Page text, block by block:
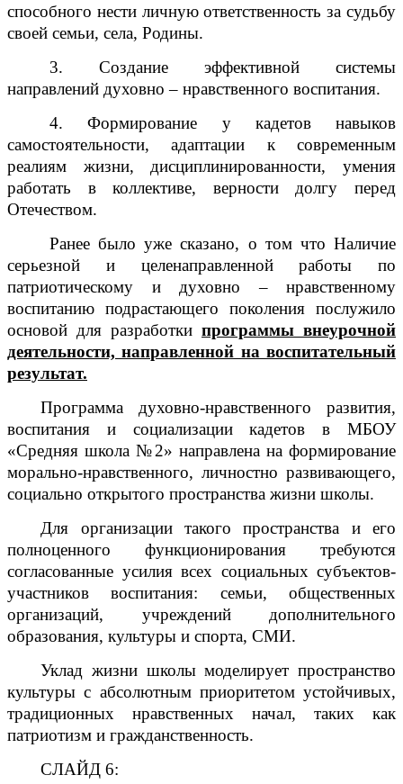
способного нести личную ответственность за судьбу
своей семьи, села, Родины.
3. Создание эффективной системы
направлений духовно – нравственного воспитания.
4. Формирование у кадетов навыков
самостоятельности, адаптации к современным
реалиям жизни, дисциплинированности, умения
работать в коллективе, верности долгу перед
Отечеством.
Ранее было уже сказано, о том что Наличие
серьезной и целенаправленной работы по
патриотическому и духовно – нравственному
воспитанию подрастающего поколения послужило
основой для разработки программы внеурочной
деятельности, направленной на воспитательный
результат.
Программа духовно-нравственного развития,
воспитания и социализации кадетов в МБОУ
«Средняя школа №2» направлена на формирование
морально-нравственного, личностно развивающего,
социально открытого пространства жизни школы.
Для организации такого пространства и его
полноценного функционирования требуются
согласованные усилия всех социальных субъектов-
участников воспитания: семьи, общественных
организаций, учреждений дополнительного
образования, культуры и спорта, СМИ.
Уклад жизни школы моделирует пространство
культуры с абсолютным приоритетом устойчивых,
традиционных нравственных начал, таких как
патриотизм и гражданственность.
СЛАЙД 6: